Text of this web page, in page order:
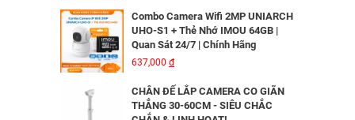
MÁY IN KIM EPSON LQ310 - 01 Y
6,335,000
Combo Camera Wifi 2MP UNIARCH
UHO-S1 + Thẻ Nhớ IMOU 64GB |
Quan Sát 24/7 | Chính Hãng
637,000 đ
CHÂN ĐẾ LẮP CAMERA CO GIÃN
THẲNG 30-60CM - SIÊU CHẮC